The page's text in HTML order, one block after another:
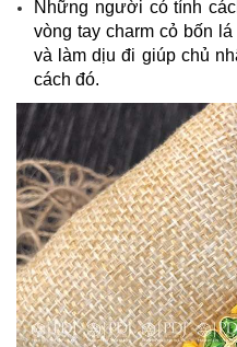
Những người có tính
vòng tay charm cỏ bốn
và làm dịu đi giúp chủ
cách đó.